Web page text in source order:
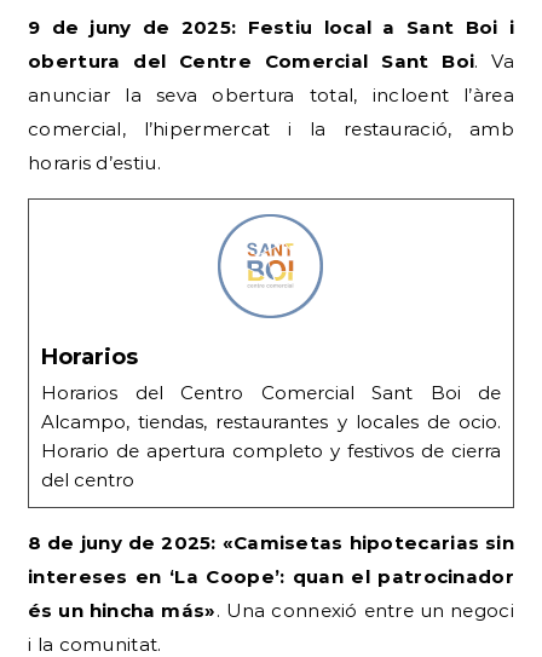
9 de juny de 2025: Festiu local a Sant Boi i
obertura del Centre Comercial Sant Boi. Va
anunciar la seva obertura total, incloent l’àrea
comercial, l’hipermercat i la restauració, amb
horaris d’estiu.
Horarios
Horarios del Centro Comercial Sant Boi de
Alcampo, tiendas, restaurantes y locales de ocio.
Horario de apertura completo y festivos de cierra
del centro
8 de juny de 2025: «Camisetas hipotecarias sin
intereses en ‘La Coope’: quan el patrocinador
és un hincha más». Una connexió entre un negoci
i la comunitat.